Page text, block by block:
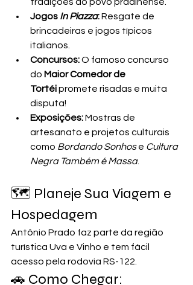
Jogos In Piazza: Resgate de
brincadeiras e jogos típicos
italianos.
Concursos: O famoso concurso
do Maior Comedor de
Tortéi promete risadas e muita
disputa!
Exposições: Mostras de
artesanato e projetos culturais
como Bordando Sonhos e Cultura
Negra Também é Massa.
🗺️ Planeje Sua Viagem e
Hospedagem
Antônio Prado faz parte da região
turística Uva e Vinho e tem fácil
acesso pela rodovia RS-122.
🚗 Como Chegar: